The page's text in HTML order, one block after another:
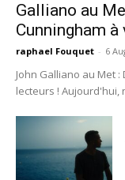
Galliano au
Cunningham à
raphael Fouquet - 6
John Galliano au Met
lecteurs ! Aujourd'hui,